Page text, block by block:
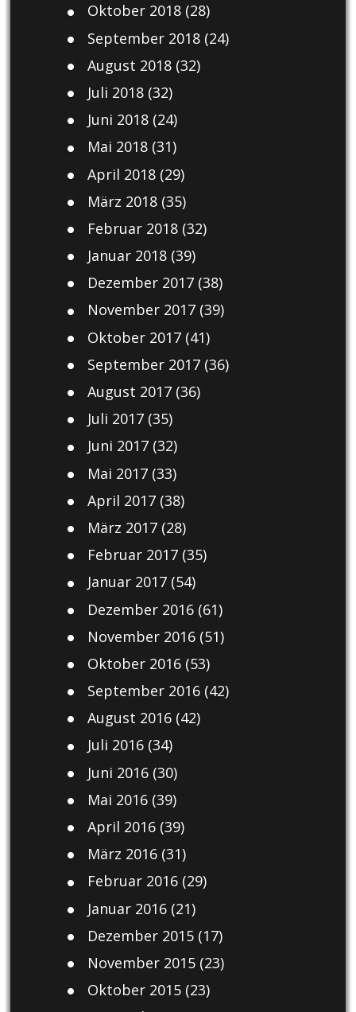
Oktober 2018(28)
September 2018(24)
August 2018(32)
Juli 2018(32)
Juni 2018(24)
Mai 2018(31)
April 2018(29)
März 2018(35)
Februar 2018(32)
Januar 2018(39)
Dezember 2017(38)
November 2017(39)
Oktober 2017(41)
September 2017(36)
August 2017(36)
Juli 2017(35)
Juni 2017(32)
Mai 2017(33)
April 2017(38)
März 2017(28)
Februar 2017(35)
Januar 2017(54)
Dezember 2016(61)
November 2016(51)
Oktober 2016(53)
September 2016(42)
August 2016(42)
Juli 2016(34)
Juni 2016(30)
Mai 2016(39)
April 2016(39)
März 2016(31)
Februar 2016(29)
Januar 2016(21)
Dezember 2015(17)
November 2015(23)
Oktober 2015(23)